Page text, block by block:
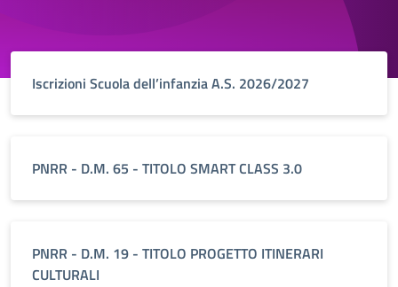
Iscrizioni Scuola dell’infanzia A.S. 2026/2027
PNRR - D.M. 65 - TITOLO SMART CLASS 3.0
PNRR - D.M. 19 - TITOLO PROGETTO ITINERARI
CULTURALI